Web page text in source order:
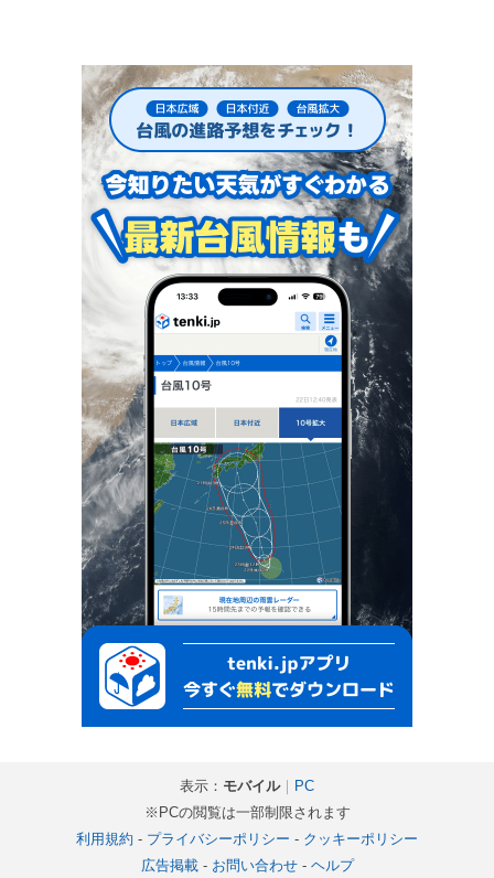
表示： モバイル｜ PC
※PCの閲覧は一部制限されます
利用規約 - プライバシーポリシー - クッキーポリシー
広告掲載- お問い合わせ- ヘルプ